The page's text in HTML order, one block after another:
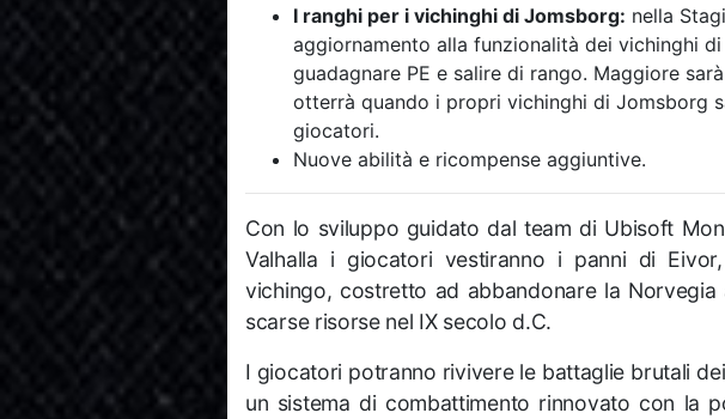
I ranghi per i vichinghi di Jomsborg: nella
aggiornamento alla funzionalità dei vichinghi
guadagnare PE e salire di rango. Maggiore
otterrà quando i propri vichinghi di Jomsborg
giocatori.
Nuove abilità e ricompense aggiuntive.
Con lo sviluppo guidato dal team di Ubisoft
Valhalla i giocatori vestiranno i panni di
vichingo, costretto ad abbandonare la
scarse risorse nel IX secolo d.C.
I giocatori potranno rivivere le battaglie brutali
un sistema di combattimento rinnovato con la